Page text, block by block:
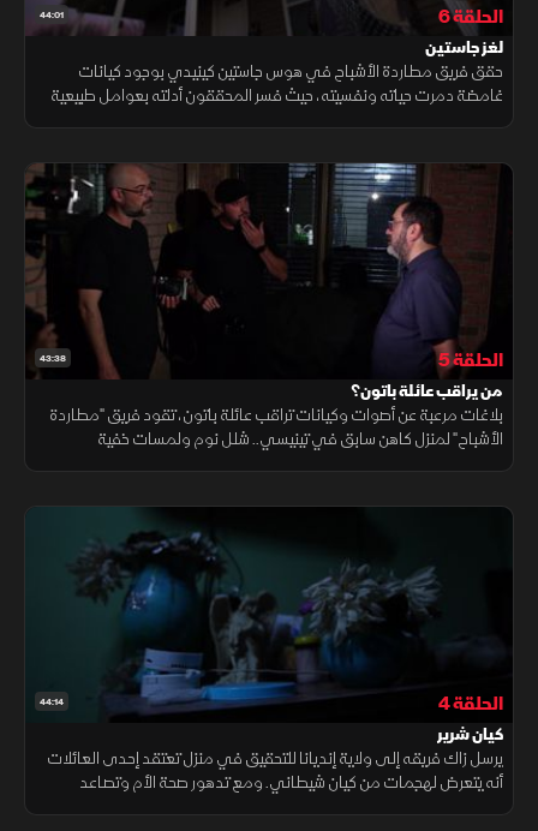
44:01 الحلقة 6
لغز جاستين
حقق فريق مطاردة الأشباح في هوس جاستين كينيدي بوجود كيانات
غامضة دمرت حياته ونفسيته، حيث فسر المحققون أدلته بعوامل طبيعية
43:38 الحلقة 5
من يراقب عائلة باتون؟
بلاغات مرعبة عن أصوات وكيانات تراقب عائلة باتون، تقود فريق "مطاردة
الأشباح" لمنزل كاهن سابق في تينيسي.. شلل نوم ولمسات خفية
44:14 الحلقة 4
كيان شرير
يرسل زاك فريقه إلى ولاية إنديانا للتحقيق في منزل تعتقد إحدى العائلات
أنه يتعرض لهجمات من كيان شيطاني. ومع تدهور صحة الأم وتصاعد